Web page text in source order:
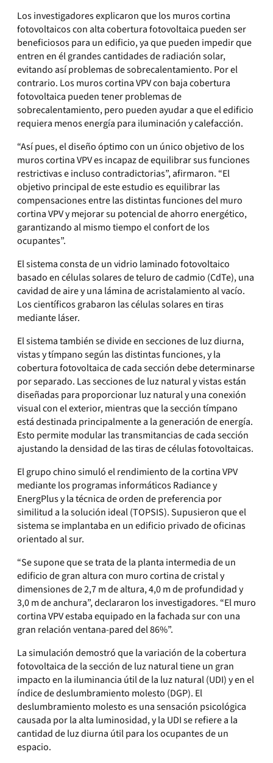
Los investigadores explicaron que los muros cortina
fotovoltaicos con alta cobertura fotovoltaica pueden ser
beneficiosos para un edificio, ya que pueden impedir que
entren en él grandes cantidades de radiación solar,
evitando así problemas de sobrecalentamiento. Por el
contrario. Los muros cortina VPV con baja cobertura
fotovoltaica pueden tener problemas de
sobrecalentamiento, pero pueden ayudar a que el edificio
requiera menos energía para iluminación y calefacción.
“Así pues, el diseño óptimo con un único objetivo de los
muros cortina VPV es incapaz de equilibrar sus funciones
restrictivas e incluso contradictorias”, afirmaron. “El
objetivo principal de este estudio es equilibrar las
compensaciones entre las distintas funciones del muro
cortina VPV y mejorar su potencial de ahorro energético,
garantizando al mismo tiempo el confort de los
ocupantes”.
El sistema consta de un vidrio laminado fotovoltaico
basado en células solares de teluro de cadmio (CdTe), una
cavidad de aire y una lámina de acristalamiento al vacío.
Los científicos grabaron las células solares en tiras
mediante láser.
El sistema también se divide en secciones de luz diurna,
vistas y tímpano según las distintas funciones, y la
cobertura fotovoltaica de cada sección debe determinarse
por separado. Las secciones de luz natural y vistas están
diseñadas para proporcionar luz natural y una conexión
visual con el exterior, mientras que la sección tímpano
está destinada principalmente a la generación de energía.
Esto permite modular las transmitancias de cada sección
ajustando la densidad de las tiras de células fotovoltaicas.
El grupo chino simuló el rendimiento de la cortina VPV
mediante los programas informáticos Radiance y
EnergPlus y la técnica de orden de preferencia por
similitud a la solución ideal (TOPSIS). Supusieron que el
sistema se implantaba en un edificio privado de oficinas
orientado al sur.
“Se supone que se trata de la planta intermedia de un
edificio de gran altura con muro cortina de cristal y
dimensiones de 2,7 m de altura, 4,0 m de profundidad y
3,0 m de anchura”, declararon los investigadores. “El muro
cortina VPV estaba equipado en la fachada sur con una
gran relación ventana-pared del 86%”.
La simulación demostró que la variación de la cobertura
fotovoltaica de la sección de luz natural tiene un gran
impacto en la iluminancia útil de la luz natural (UDI) y en el
índice de deslumbramiento molesto (DGP). El
deslumbramiento molesto es una sensación psicológica
causada por la alta luminosidad, y la UDI se refiere a la
cantidad de luz diurna útil para los ocupantes de un
espacio.